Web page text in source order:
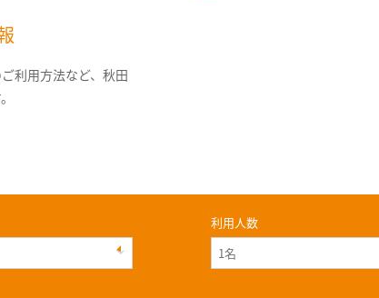
利用方法など、秋田
利用人数